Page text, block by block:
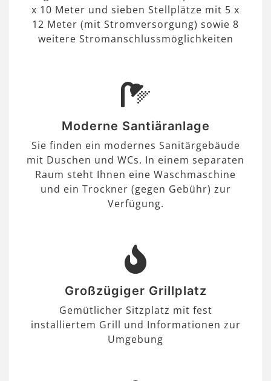
x 10 Meter und sieben Stellplätze mit 5 x
12 Meter (mit Stromversorgung) sowie 8
weitere Stromanschlussmöglichkeiten
Moderne Santiäranlage
Sie finden ein modernes Sanitärgebäude
mit Duschen und WCs. In einem separaten
Raum steht Ihnen eine Waschmaschine
und ein Trockner (gegen Gebühr) zur
Verfügung.
Großzügiger Grillplatz
Gemütlicher Sitzplatz mit fest
installiertem Grill und Informationen zur
Umgebung